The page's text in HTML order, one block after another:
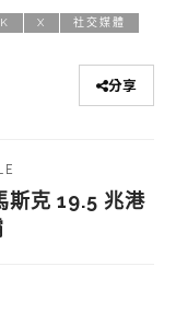
X 社交媒體
分享
斯克 19.5 兆港